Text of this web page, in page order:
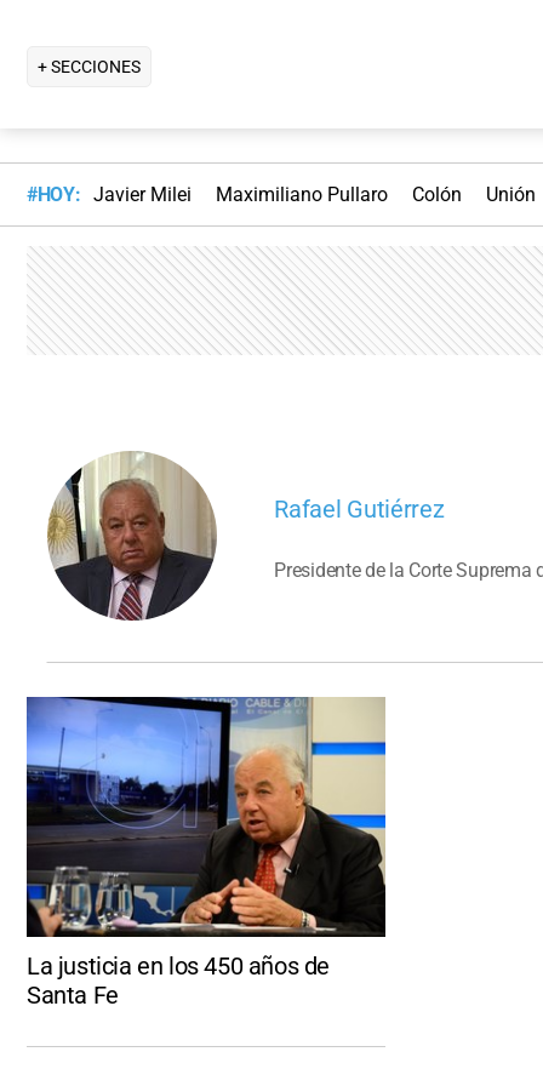
+ SECCIONES
#HOY: Javier Milei Maximiliano Pullaro Colón Unión
Rafael Gutiérrez
Presidente de la Corte Suprema
La justicia en los 450 años de
Santa Fe